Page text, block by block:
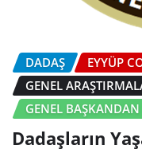
DADAŞ
EYYÜP
GENEL
GENEL BAŞKANDAN
Dadaşların